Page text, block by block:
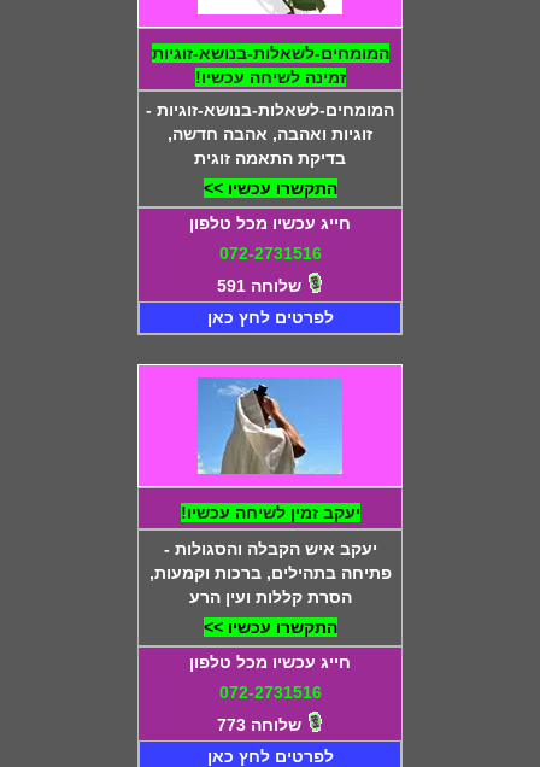
המומחים-לשאלות-בנושא-זוגיות
זמינה לשיחה עכשיו!
המומחים-לשאלות-בנושא-זוגיות -
זוגיות ואהבה, אהבה חדשה,
בדיקת התאמה זוגית
התקשרו עכשיו >>
חייג עכשיו מכל טלפון
072-2731516
שלוחה 591
לפרטים לחץ כאן
יעקב זמין לשיחה עכשיו!
יעקב איש הקבלה והסגולות -
פתיחה בתהילים, ברכות וקמעות,
הסרת קללות ועין הרע
התקשרו עכשיו >>
חייג עכשיו מכל טלפון
072-2731516
שלוחה 773
לפרטים לחץ כאן